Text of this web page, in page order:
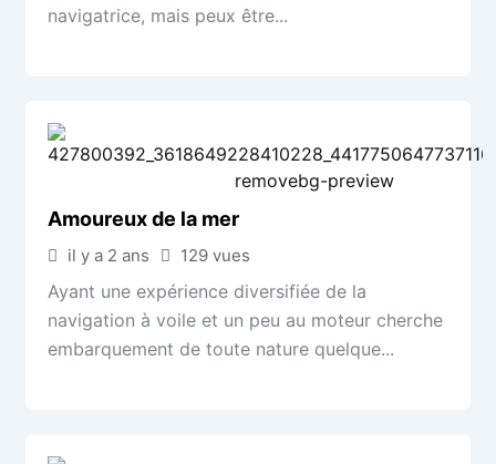
navigatrice, mais peux être...
Amoureux de la mer
il y a 2 ans 129 vues
Ayant une expérience diversifiée de la
navigation à voile et un peu au moteur cherche
embarquement de toute nature quelque...